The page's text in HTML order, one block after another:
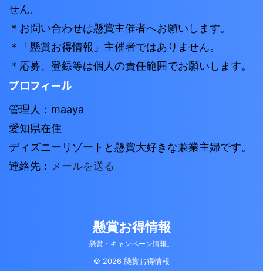
せん。
＊お問い合わせは懸賞主催者へお願いします。
＊「懸賞お得情報」主催者ではありません。
＊応募、登録等は個人の責任範囲でお願いします。
プロフィール
管理人：maaya
愛知県在住
ディズニーリゾートと懸賞大好きな兼業主婦です。
連絡先： メールを送る
懸賞お得情報
懸賞・キャンペーン情報。
© 2026 懸賞お得情報